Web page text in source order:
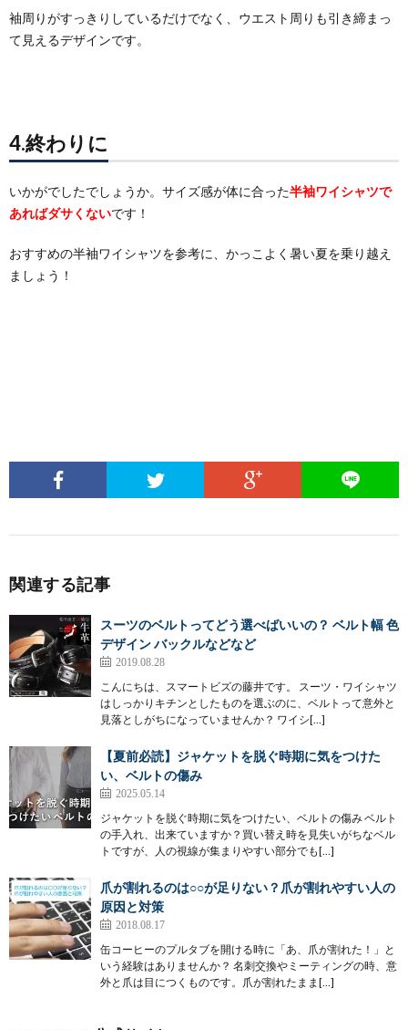
袖周りがすっきりしているだけでなく、ウエスト周りも引き締まっ
て見えるデザインです。
4.終わりに
いかがでしたでしょうか。サイズ感が体に合った半袖ワイシャツで
あればダサくないです！
おすすめの半袖ワイシャツを参考に、かっこよく暑い夏を乗り越え
ましょう！
関連する記事
スーツのベルトってどう選べばいいの？ ベルト幅 色
デザイン バックルなどなど
2019.08.28
こんにちは、スマートビズの藤井です。 スーツ・ワイシャツ
はしっかりキチンとしたものを選ぶのに、ベルトって意外と
見落としがちになっていませんか？ ワイシ[…]
【夏前必読】ジャケットを脱ぐ時期に気をつけた
い、ベルトの傷み
2025.05.14
ジャケットを脱ぐ時期に気をつけたい、ベルトの傷み ベルト
の手入れ、出来ていますか？買い替え時を見失いがちなベル
トですが、人の視線が集まりやすい部分でも[…]
爪が割れるのは○○が足りない？爪が割れやすい人の
原因と対策
2018.08.17
缶コーヒーのプルタブを開ける時に「あ、爪が割れた！」と
いう経験はありませんか？ 名刺交換やミーティングの時、意
外と爪は目につくものです。爪が割れたまま[…]